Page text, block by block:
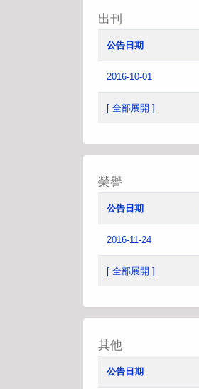
出刊
公告日期
2016-10-01
[ 全部展開 ]
榮譽
公告日期
2016-11-24
[ 全部展開 ]
其他
公告日期